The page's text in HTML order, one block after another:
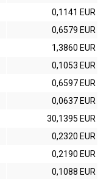
0,1141 EUR
0,6579 EUR
1,3860 EUR
0,1053 EUR
0,6597 EUR
0,0637 EUR
30,1395 EUR
0,2320 EUR
0,2190 EUR
0,1088 EUR